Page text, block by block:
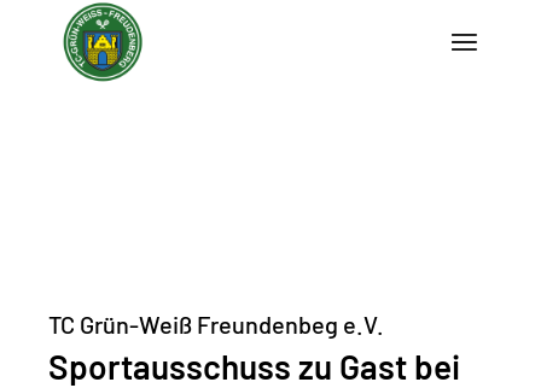
TC Grün-Weiß Freundenbeg e.V.
Sportausschuss zu Gast bei